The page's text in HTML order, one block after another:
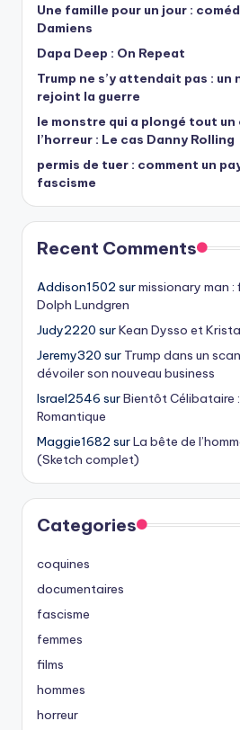
Une famille pour un jour :
Damiens
Dapa Deep : On Repeat
Trump ne s’y attendait pas : un
rejoint la guerre
le monstre qui a plongé tout un
l’horreur : Le cas Danny Rolling
permis de tuer : comment un
fascisme
Recent Comments
Addison1502 surmissionary man
Dolph Lundgren
Judy2220 surKean Dysso et
Jeremy320 sur Trump dans un
dévoiler son nouveau business
Israel2546 surBientôt Célibataire
Romantique
Maggie1682 surLa bête de
(Sketch complet)
Categories
coquines
documentaires
fascisme
femmes
films
hommes
horreur